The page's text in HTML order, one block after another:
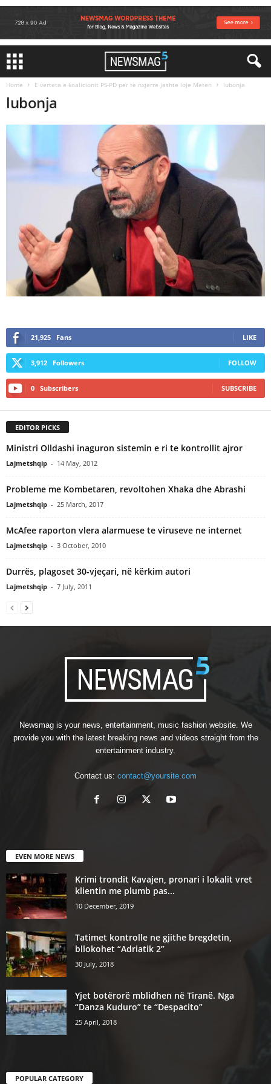
Home E verteta e koalicionit PS-PD per te nxjerre jashte loje Meten lubonja
lubonja
21,925 Fans LIKE
3,912 Followers FOLLOW
0 Subscribers SUBSCRIBE
EDITOR PICKS
Ministri Olldashi inaguron sistemin e ri te kontrollit ajror
Lajmetshqip - 14 May, 2012
Probleme me Kombetaren, revoltohen Xhaka dhe Abrashi
Lajmetshqip - 25 March, 2017
McAfee raporton vlera alarmuese te viruseve ne internet
Lajmetshqip - 3 October, 2010
Durrës, plagoset 30-vjeçari, në kërkim autori
Lajmetshqip - 7 July, 2011
Newsmag is your news, entertainment, music fashion website. We
provide you with the latest breaking news and videos straight from the
entertainment industry.
Contact us: contact@yoursite.com
EVEN MORE NEWS
Krimi trondit Kavajen, pronari i lokalit vret
klientin me plumb pas...
10 December, 2019
Tatimet kontrolle ne gjithe bregdetin,
bllokohet “Adriatik 2”
30 July, 2018
Yjet botërorë mblidhen në Tiranë. Nga
“Danza Kuduro” te “Despacito”
25 April, 2018
POPULAR CATEGORY